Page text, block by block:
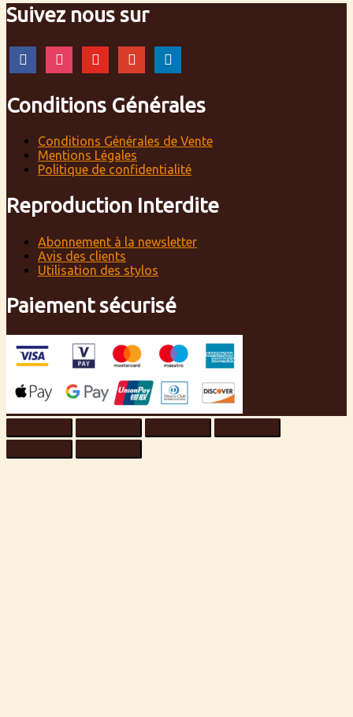
Suivez nous sur
facebookinstagramyoutube google linkedin
Conditions Générales
Conditions Générales de Vente
Mentions Légales
Politique de confidentialité
Reproduction Interdite
Abonnement à la newsletter
Avis des clients
Utilisation des stylos
Paiement sécurisé